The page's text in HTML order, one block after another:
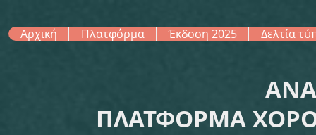
Αρχική Πλατφόρμα Έκδοση 2025 Δελτία
ΠΛΑΤΦΟΡΜΑ